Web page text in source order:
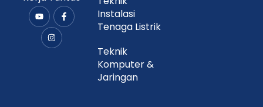
Y
o
u
t
u
F
a
n
s
t
a
Instalasi
Tenaga Listrik
Teknik
Komputer &
Jaringan